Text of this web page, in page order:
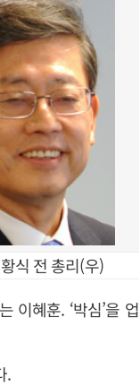
식 전 총리(우)
이혜훈. ‘박심’을 업
.